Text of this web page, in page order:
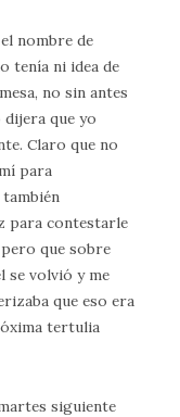
nombre de
tenía ni idea de
no sin antes
que yo
Claro que no
para
para contestarle
pero que sobre
se volvió y me
que eso era
tertulia
siguiente